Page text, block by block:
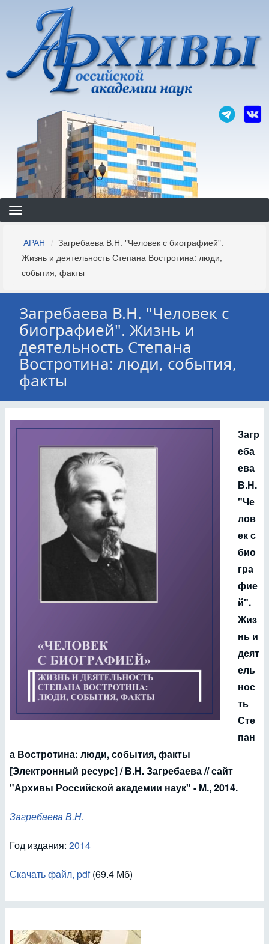
основному
содержанию
Строка
навигации
АРАН
Загребаева В.Н. "Человек с биографией".
Жизнь и деятельность Степана Востротина: люди,
события, факты
Загребаева В.Н. "Человек с
биографией". Жизнь и
деятельность Степана
Востротина: люди, события,
факты
Загр
еба
ева
В.Н.
"Че
лов
ек с
био
гра
фие
й".
Жиз
нь и
деят
ель
нос
ть
Сте
пан
а Востротина: люди, события, факты
[Электронный ресурс] / В.Н. Загребаева // сайт
"Архивы Российской академии наук" - М., 2014.
Загребаева В.Н.
Год издания: 2014
Скачать файл, pdf(69.4 Мб)